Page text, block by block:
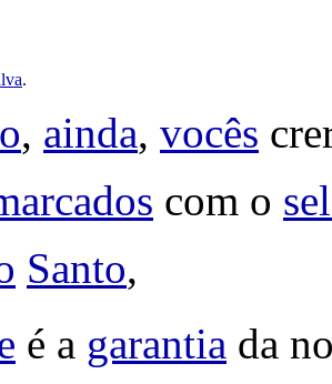
.
, ainda, vocês
com o
Santo,
é a garantia da